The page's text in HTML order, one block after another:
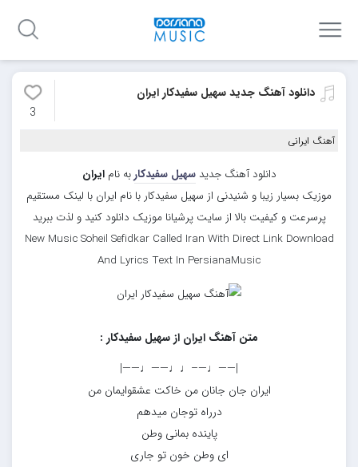
دانلود آهنگ جدید سهیل سفیدکار ایران
3
آهنگ ایرانی
دانلود آهنگ جدیدسهیل سفیدکاربه نامایران
موزیک بسیار زیبا و شنیدنی از سهیل سفیدکار با نام ایران با لینک مستقیم
پرسرعت و کیفیت بالا از سایت پرشیانا موزیک دانلود کنید و لذت ببرید
New Music Soheil Sefidkar Called Iran With Direct Link Download
And Lyrics Text In PersianaMusic
متن آهنگ ایران از سهیل سفیدکار :
|——♩—–♩♩——♩——|
ایران جان جانان من خاکت عشقوایمان من
درراه توجان میدهم
پاینده بمانی وطن
ای وطن خون تو جاری